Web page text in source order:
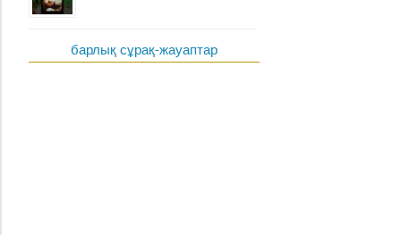
барлық сұрақ-жауаптар